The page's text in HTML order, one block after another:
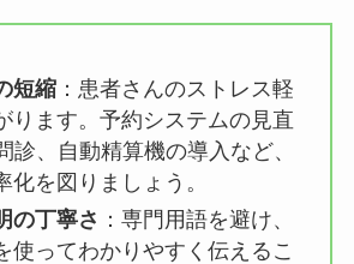
短縮：患者さんのストレス軽
ります。予約システムの見直
診、自動精算機の導入など、
化を図りましょう。
の丁寧さ ：専門用語を避け、
使ってわかりやすく伝えるこ